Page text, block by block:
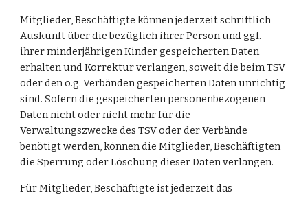
Mitglieder, Beschäftigte können jederzeit schriftlich
Auskunft über die bezüglich ihrer Person und ggf.
ihrer minderjährigen Kinder gespeicherten Daten
erhalten und Korrektur verlangen, soweit die beim TSV
oder den o.g. Verbänden gespeicherten Daten unrichtig
sind. Sofern die gespeicherten personenbezogenen
Daten nicht oder nicht mehr für die
Verwaltungszwecke des TSV oder der Verbände
benötigt werden, können die Mitglieder, Beschäftigten
die Sperrung oder Löschung dieser Daten verlangen.
Für Mitglieder, Beschäftigte ist jederzeit das